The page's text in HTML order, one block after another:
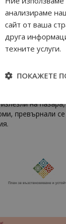
маркови
разумни цени.
bg.eu включва
на пазара,
превърнали се
анализираме
сайт от ваша
друга
техните услуги.
ПОКАЖЕТЕ